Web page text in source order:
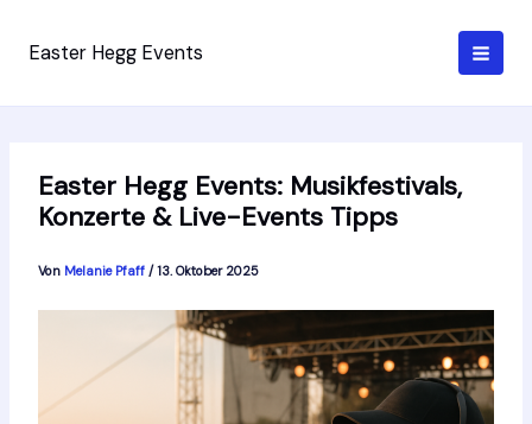
Inhalt
springen
Easter Hegg Events
Easter Hegg Events: Musikfestivals,
Konzerte & Live-Events Tipps
Von Melanie Pfaff /13. Oktober 2025